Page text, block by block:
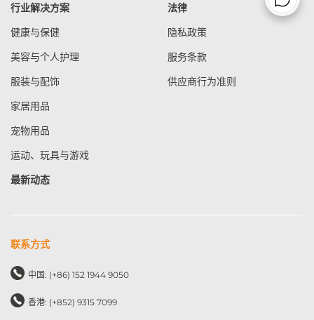
行业解决方案
健康与保健
美容与个人护理
服装与配饰
家居用品
宠物用品
运动、玩具与游戏
法律
隐私政策
服务条款
供应商行为准则
最新动态
联系方式
中国: (+86) 152 1944 9050
香港: (+852) 9315 7099